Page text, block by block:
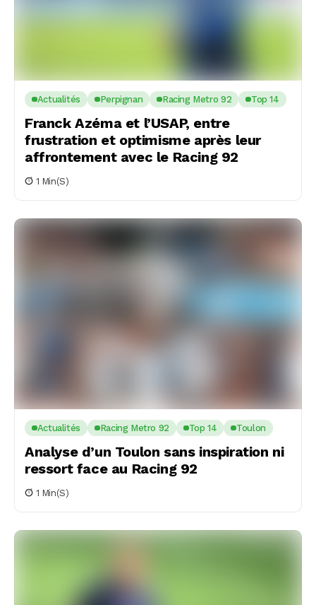
Actualités Perpignan Racing Metro 92 Top 14
Franck Azéma et l’USAP, entre
frustration et optimisme après leur
affrontement avec le Racing 92
1 Min(s)
Actualités Racing Metro 92 Top 14 Toulon
Analyse d’un Toulon sans inspiration ni
ressort face au Racing 92
1 Min(s)